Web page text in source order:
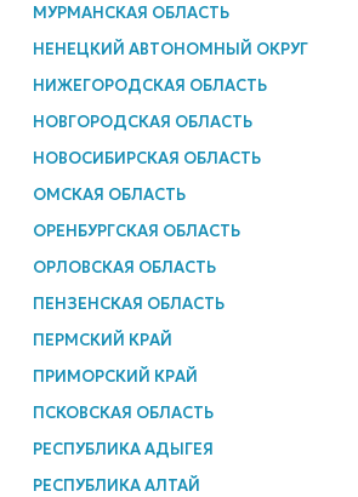
МУРМАНСКАЯ ОБЛАСТЬ
НЕНЕЦКИЙ АВТОНОМНЫЙ ОКРУГ
НИЖЕГОРОДСКАЯ ОБЛАСТЬ
НОВГОРОДСКАЯ ОБЛАСТЬ
НОВОСИБИРСКАЯ ОБЛАСТЬ
ОМСКАЯ ОБЛАСТЬ
ОРЕНБУРГСКАЯ ОБЛАСТЬ
ОРЛОВСКАЯ ОБЛАСТЬ
ПЕНЗЕНСКАЯ ОБЛАСТЬ
ПЕРМСКИЙ КРАЙ
ПРИМОРСКИЙ КРАЙ
ПСКОВСКАЯ ОБЛАСТЬ
РЕСПУБЛИКА АДЫГЕЯ
РЕСПУБЛИКА АЛТАЙ